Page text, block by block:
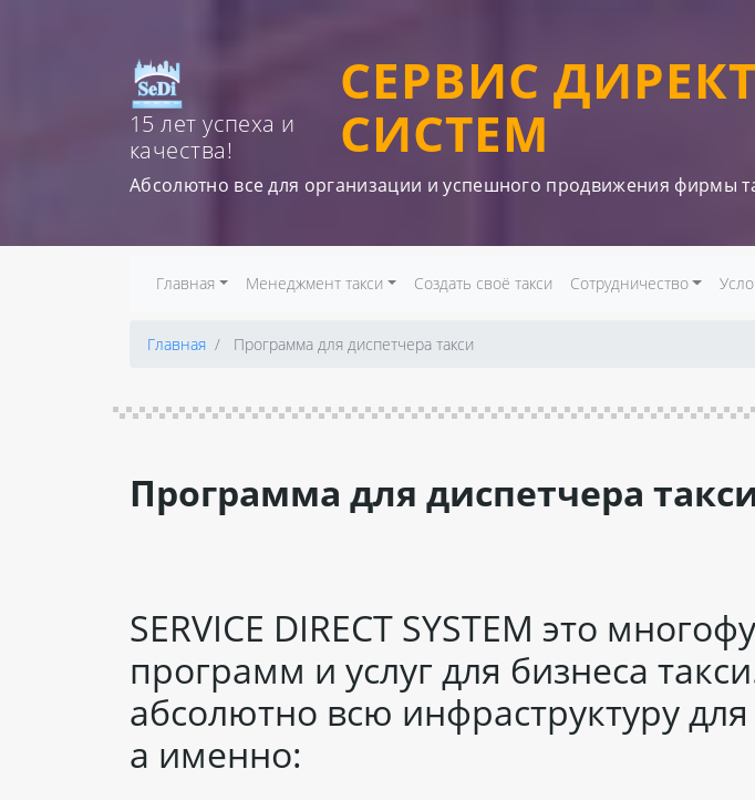
15 лет успеха и
качества!
СЕРВИС ДИРЕКТ
СИСТЕМ
Абсолютно все для организации и успешного продвижения фирмы
Главная Менеджмент такси Создать своё такси Сотрудничество
Главная Программа для диспетчера такси
Программа для диспетчера
SERVICE DIRECT SYSTEM это
программ и услуг для бизнеса
абсолютно всю инфраструктуру
а именно: